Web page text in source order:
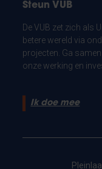
Steun VUB
De VUB zet zich als
betere wereld via
projecten. Ga
onze werking en
Ik doe mee